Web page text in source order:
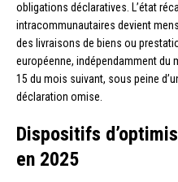
obligations déclaratives. L’état
intracommunautaires devient
des livraisons de biens ou
européenne, indépendamment du
15 du mois suivant, sous peine
déclaration omise.
Dispositifs
en 2025